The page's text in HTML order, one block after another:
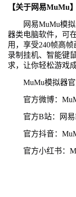
【关于网易MuMu】
网易MuMu模
器类电脑软件，可
用，享受240帧高
录制挂机、智能键
求，让你轻松游戏
MuMu模拟器
官方微博：
官方B站：网
官方抖音：
官方小红书：